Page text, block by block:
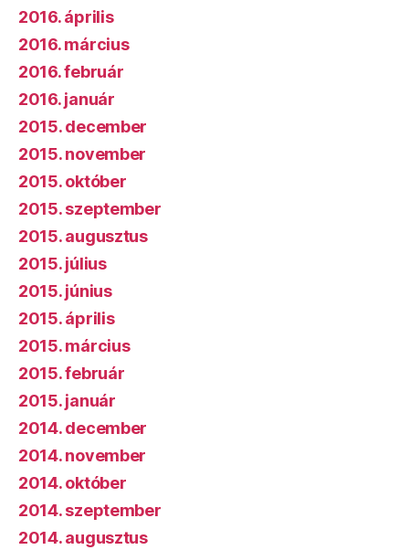
2016. április
2016. március
2016. február
2016. január
2015. december
2015. november
2015. október
2015. szeptember
2015. augusztus
2015. július
2015. június
2015. április
2015. március
2015. február
2015. január
2014. december
2014. november
2014. október
2014. szeptember
2014. augusztus